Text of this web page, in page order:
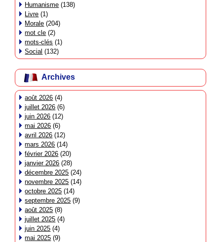
Humanisme (138)
Livre (1)
Morale (204)
mot cle (2)
mots-clés (1)
Social (132)
Archives
août 2026 (4)
juillet 2026 (6)
juin 2026 (12)
mai 2026 (6)
avril 2026 (12)
mars 2026 (14)
février 2026 (20)
janvier 2026 (28)
décembre 2025 (24)
novembre 2025 (14)
octobre 2025 (14)
septembre 2025 (9)
août 2025 (8)
juillet 2025 (4)
juin 2025 (4)
mai 2025 (9)